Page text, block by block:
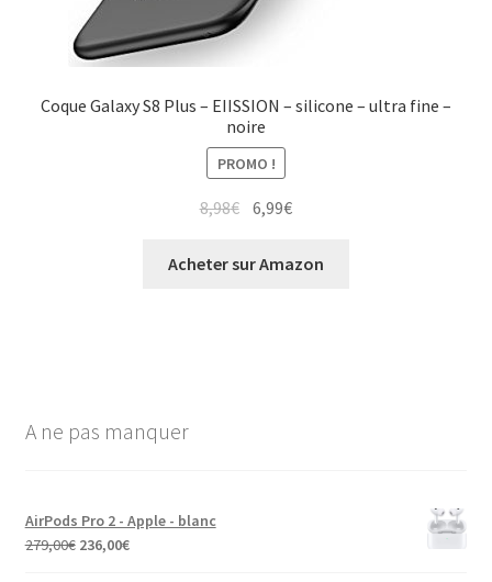
Coque Galaxy S8 Plus – EIISSION – silicone – ultra fine –
noire
PROMO !
8,98€ 6,99€
Acheter sur Amazon
A ne pas manquer
AirPods Pro 2 - Apple - blanc
279,00€ 236,00€